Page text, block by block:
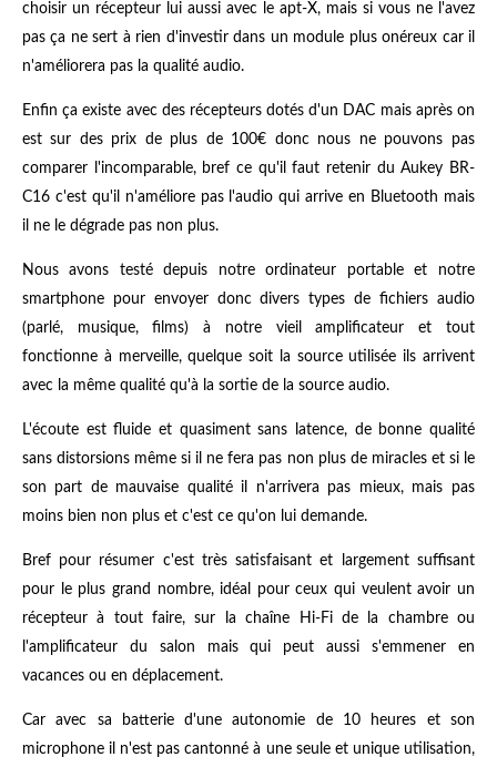
choisir un récepteur lui aussi avec le apt-X, mais si vous ne l'avez
pas ça ne sert à rien d'investir dans un module plus onéreux car il
n'améliorera pas la qualité audio.
Enfin ça existe avec des récepteurs dotés d'un DAC mais après on
est sur des prix de plus de 100€ donc nous ne pouvons pas
comparer l'incomparable, bref ce qu'il faut retenir du Aukey BR-
C16 c'est qu'il n'améliore pas l'audio qui arrive en Bluetooth mais
il ne le dégrade pas non plus.
Nous avons testé depuis notre ordinateur portable et notre
smartphone pour envoyer donc divers types de fichiers audio
(parlé, musique, films) à notre vieil amplificateur et tout
fonctionne à merveille, quelque soit la source utilisée ils arrivent
avec la même qualité qu'à la sortie de la source audio.
L'écoute est fluide et quasiment sans latence, de bonne qualité
sans distorsions même si il ne fera pas non plus de miracles et si le
son part de mauvaise qualité il n'arrivera pas mieux, mais pas
moins bien non plus et c'est ce qu'on lui demande.
Bref pour résumer c'est très satisfaisant et largement suffisant
pour le plus grand nombre, idéal pour ceux qui veulent avoir un
récepteur à tout faire, sur la chaîne Hi-Fi de la chambre ou
l'amplificateur du salon mais qui peut aussi s'emmener en
vacances ou en déplacement.
Car avec sa batterie d'une autonomie de 10 heures et son
microphone il n'est pas cantonné à une seule et unique utilisation,